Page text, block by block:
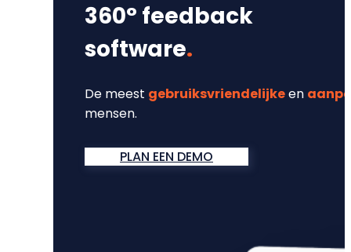
360° feedback
software.
De meest gebruiksvriendelijkeen
mensen.
PLAN EEN DEMO